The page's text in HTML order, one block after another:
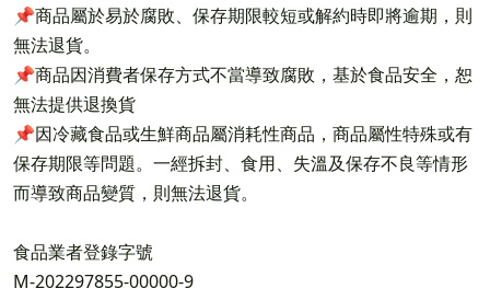
📌商品屬於易於腐敗、保存期限較短或解約時即將逾期，則
無法退貨。
📌商品因消費者保存方式不當導致腐敗，基於食品安全，恕
無法提供退換貨
📌因冷藏食品或生鮮商品屬消耗性商品，商品屬性特殊或有
保存期限等問題。一經拆封、食用、失溫及保存不良等情形
而導致商品變質，則無法退貨。
食品業者登錄字號
M-202297855-00000-9